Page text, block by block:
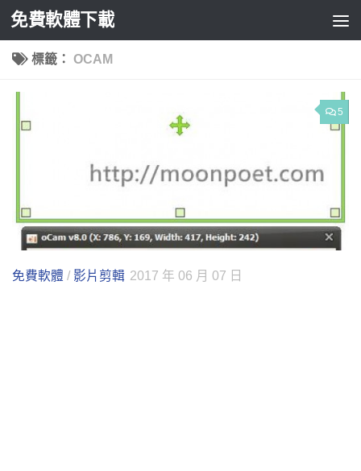
Skip to content
免費軟體下載
標籤： OCAM
5
免費軟體 / 影片剪輯 2017 年 06 月 07 日